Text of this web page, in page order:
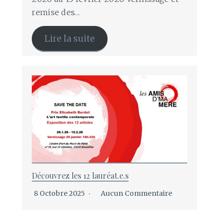
remise des…
Lire la suite
Découvrez les 12 lauréat.e.s
8 Octobre 2025 Aucun Commentaire